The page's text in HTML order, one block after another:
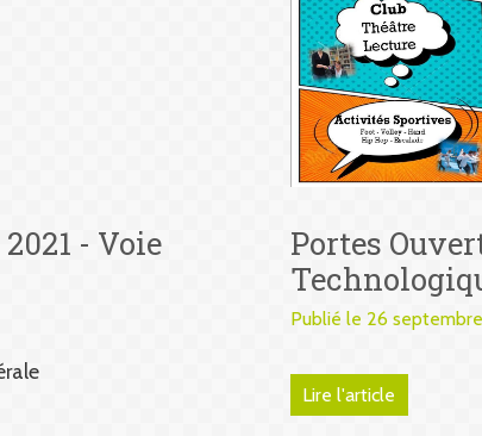
- Voie
Portes
Publié le 26
Lire l'article